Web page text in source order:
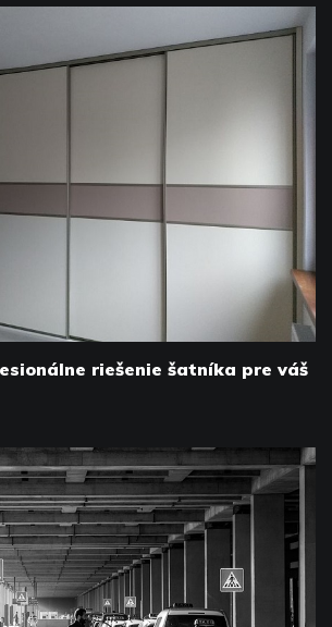
riešenie šatníka pre váš